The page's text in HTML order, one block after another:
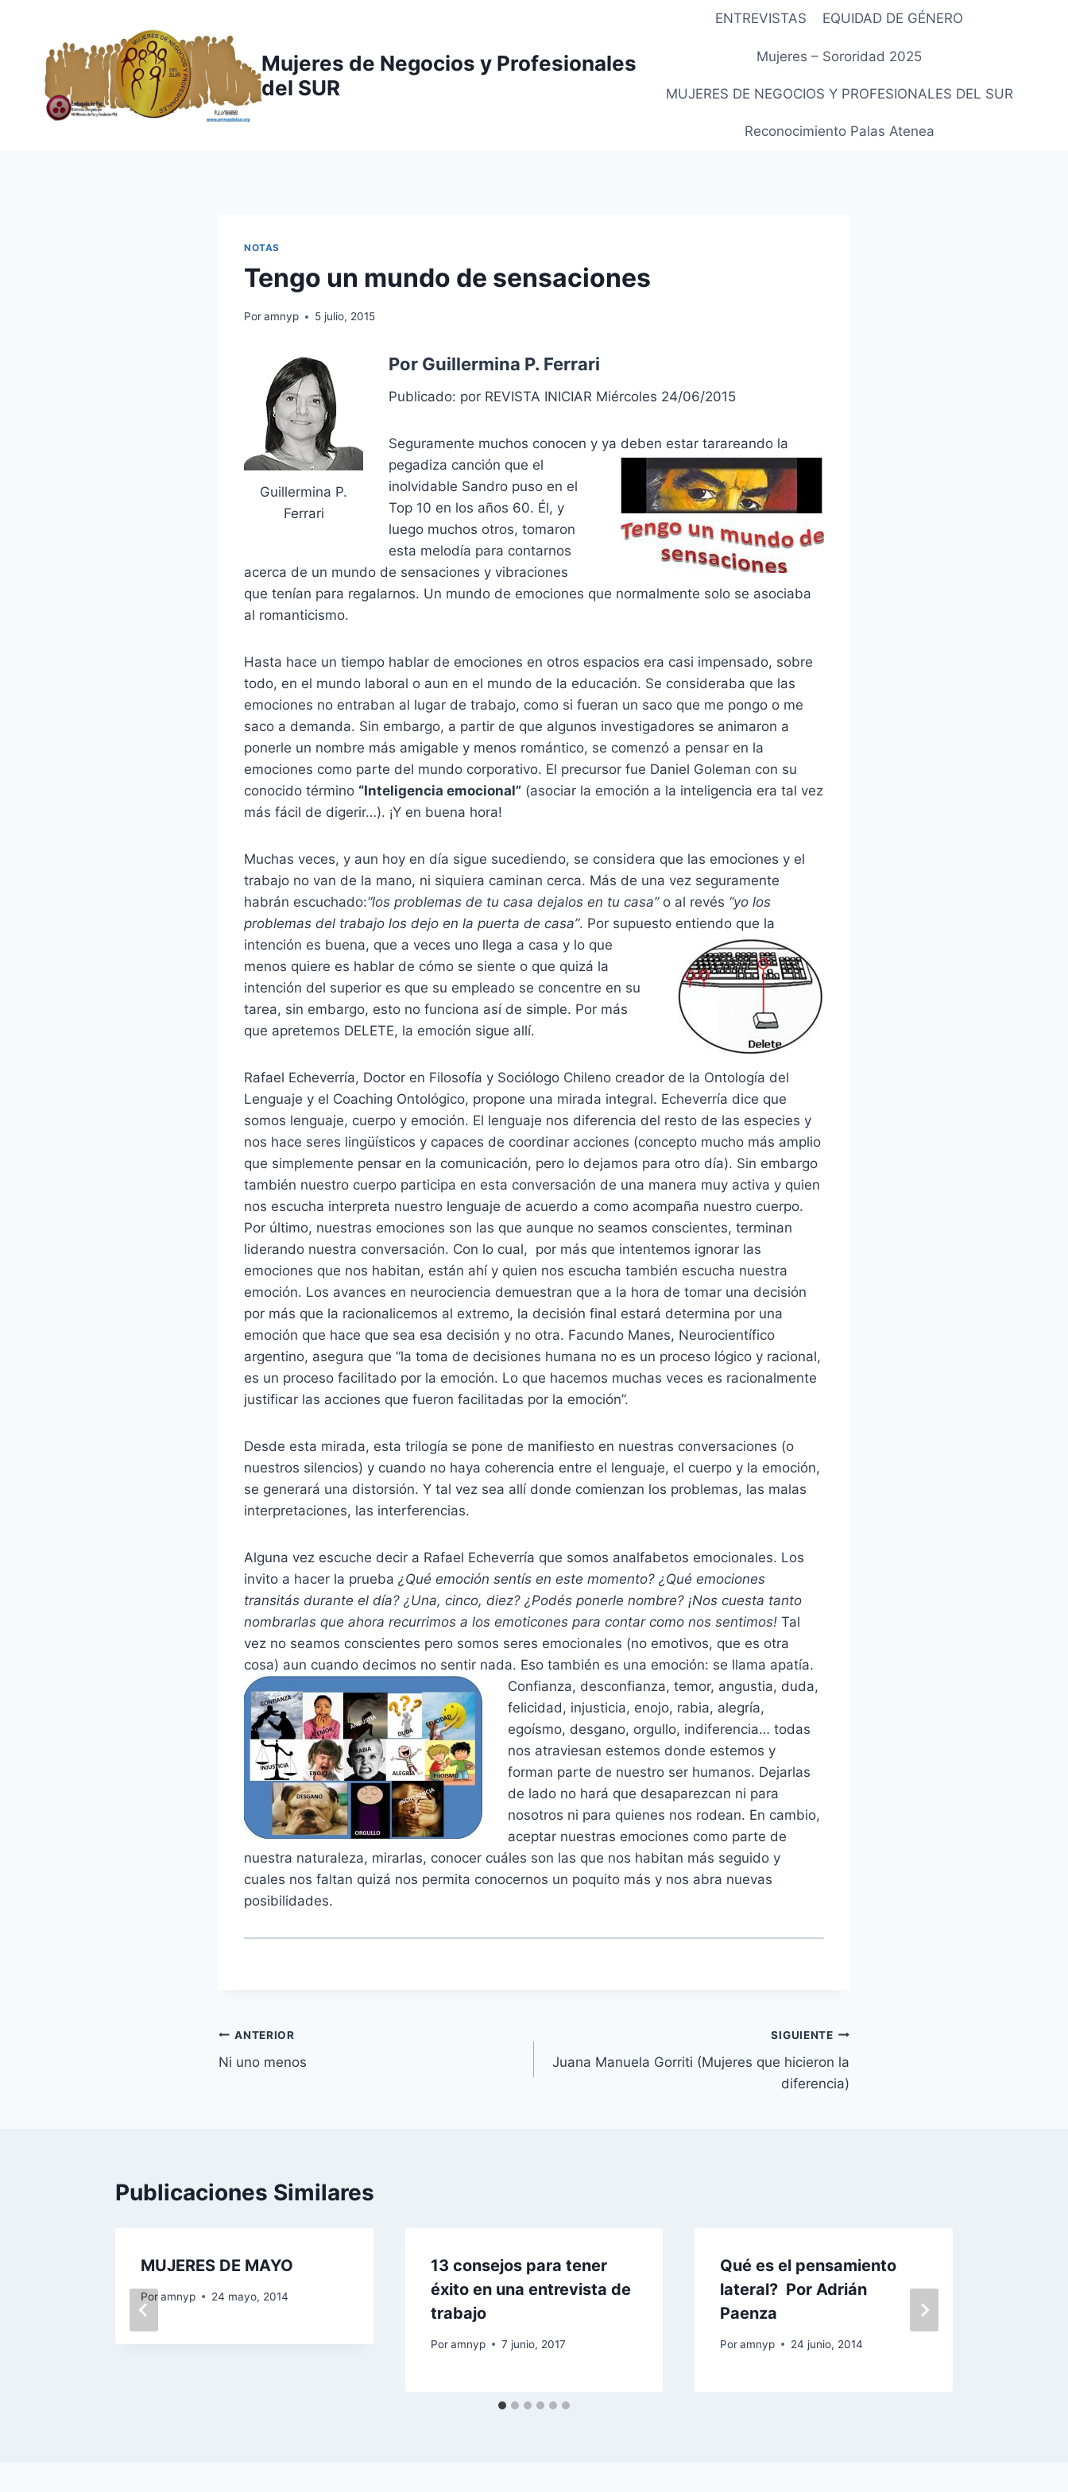
contenido
Mujeres de Negocios y Profesionales
del SUR
ENTREVISTAS EQUIDAD DE GÉNERO
Mujeres – Sororidad 2025
MUJERES DE NEGOCIOS Y PROFESIONALES DEL SUR
Reconocimiento Palas Atenea
NOTAS
Tengo un mundo de sensaciones
Poramnyp 5 julio, 2015
Guillermina P.
Ferrari
Por Guillermina P. Ferrari
Publicado: por REVISTA INICIAR Miércoles 24/06/2015
Seguramente muchos conocen y ya deben estar tarareando la
pegadiza canción que el
inolvidable Sandro puso en el
Top 10 en los años 60. Él, y
luego muchos otros, tomaron
esta melodía para contarnos
acerca de un mundo de sensaciones y vibraciones
que tenían para regalarnos. Un mundo de emociones que normalmente solo se asociaba
al romanticismo.
Hasta hace un tiempo hablar de emociones en otros espacios era casi impensado, sobre
todo, en el mundo laboral o aun en el mundo de la educación. Se consideraba que las
emociones no entraban al lugar de trabajo, como si fueran un saco que me pongo o me
saco a demanda. Sin embargo, a partir de que algunos investigadores se animaron a
ponerle un nombre más amigable y menos romántico, se comenzó a pensar en la
emociones como parte del mundo corporativo. El precursor fue Daniel Goleman con su
conocido término “Inteligencia emocional” (asociar la emoción a la inteligencia era tal vez
más fácil de digerir…). ¡Y en buena hora!
Muchas veces, y aun hoy en día sigue sucediendo, se considera que las emociones y el
trabajo no van de la mano, ni siquiera caminan cerca. Más de una vez seguramente
habrán escuchado:“los problemas de tu casa dejalos en tu casa” o al revés “yo los
problemas del trabajo los dejo en la puerta de casa”. Por supuesto entiendo que la
intención es buena, que a veces uno llega a casa y lo que
menos quiere es hablar de cómo se siente o que quizá la
intención del superior es que su empleado se concentre en su
tarea, sin embargo, esto no funciona así de simple. Por más
que apretemos DELETE, la emoción sigue allí.
Rafael Echeverría, Doctor en Filosofía y Sociólogo Chileno creador de la Ontología del
Lenguaje y el Coaching Ontológico, propone una mirada integral. Echeverría dice que
somos lenguaje, cuerpo y emoción. El lenguaje nos diferencia del resto de las especies y
nos hace seres lingüísticos y capaces de coordinar acciones (concepto mucho más amplio
que simplemente pensar en la comunicación, pero lo dejamos para otro día). Sin embargo
también nuestro cuerpo participa en esta conversación de una manera muy activa y quien
nos escucha interpreta nuestro lenguaje de acuerdo a como acompaña nuestro cuerpo.
Por último, nuestras emociones son las que aunque no seamos conscientes, terminan
liderando nuestra conversación. Con lo cual, por más que intentemos ignorar las
emociones que nos habitan, están ahí y quien nos escucha también escucha nuestra
emoción. Los avances en neurociencia demuestran que a la hora de tomar una decisión
por más que la racionalicemos al extremo, la decisión final estará determina por una
emoción que hace que sea esa decisión y no otra. Facundo Manes, Neurocientífico
argentino, asegura que “la toma de decisiones humana no es un proceso lógico y racional,
es un proceso facilitado por la emoción. Lo que hacemos muchas veces es racionalmente
justificar las acciones que fueron facilitadas por la emoción”.
Desde esta mirada, esta trilogía se pone de manifiesto en nuestras conversaciones (o
nuestros silencios) y cuando no haya coherencia entre el lenguaje, el cuerpo y la emoción,
se generará una distorsión. Y tal vez sea allí donde comienzan los problemas, las malas
interpretaciones, las interferencias.
Alguna vez escuche decir a Rafael Echeverría que somos analfabetos emocionales. Los
invito a hacer la prueba ¿Qué emoción sentís en este momento? ¿Qué emociones
transitás durante el día? ¿Una, cinco, diez? ¿Podés ponerle nombre? ¡Nos cuesta tanto
nombrarlas que ahora recurrimos a los emoticones para contar como nos sentimos! Tal
vez no seamos conscientes pero somos seres emocionales (no emotivos, que es otra
cosa) aun cuando decimos no sentir nada. Eso también es una emoción: se llama apatía.
Confianza, desconfianza, temor, angustia, duda,
felicidad, injusticia, enojo, rabia, alegría,
egoísmo, desgano, orgullo, indiferencia… todas
nos atraviesan estemos donde estemos y
forman parte de nuestro ser humanos. Dejarlas
de lado no hará que desaparezcan ni para
nosotros ni para quienes nos rodean. En cambio,
aceptar nuestras emociones como parte de
nuestra naturaleza, mirarlas, conocer cuáles son las que nos habitan más seguido y
cuales nos faltan quizá nos permita conocernos un poquito más y nos abra nuevas
posibilidades.
Navegación
de
ANTERIOR
Ni uno menos
SIGUIENTE
Juana Manuela Gorriti (Mujeres que hicieron la
diferencia)
Publicaciones Similares
MUJERES DE MAYO
Poramnyp 24 mayo, 2014
13 consejos para tener
éxito en una entrevista de
trabajo
Por amnyp 7 junio, 2017
Qué es el pensamiento
lateral? Por Adrián
Paenza
Por amnyp 24 junio, 2014